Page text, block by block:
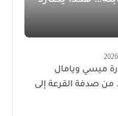
ميسي ويامال
من صدفة القرعة إلى